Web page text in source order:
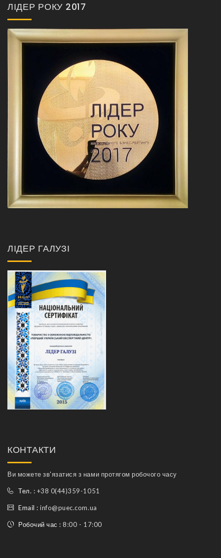
ЛІДЕР РОКУ 2017
ЛІДЕР ГАЛУЗІ
КОНТАКТИ
Ви можете зв'язатися з нами протягом робочого часу
Тел. : +38 0(44)359-1051
Email :info@puec.com.ua
Робочий час :8:00 - 17:00